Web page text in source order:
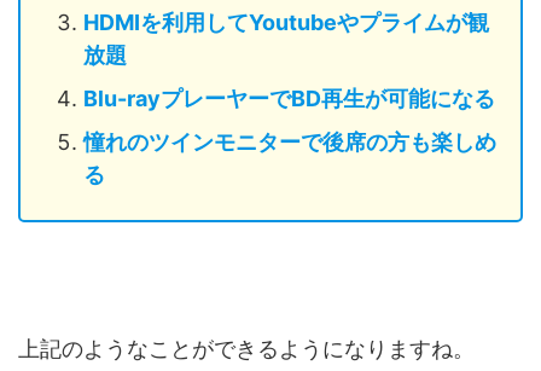
HDMIを利用してYoutubeやプライムが観
放題
Blu-rayプレーヤーでBD再生が可能になる
憧れのツインモニターで後席の方も楽しめ
る
上記のようなことができるようになりますね。